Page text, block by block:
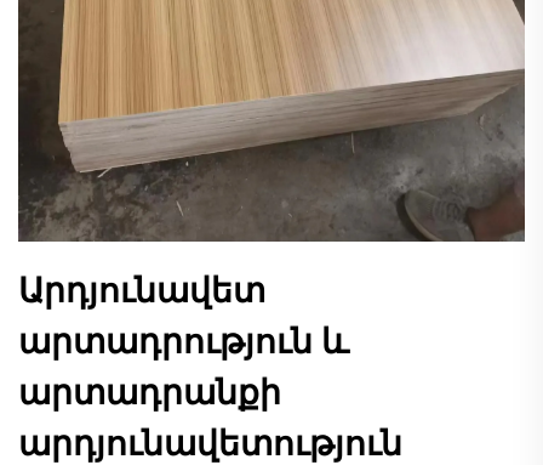
Արդյունավետ
արտադրություն և
արտադրանքի
արդյունավետություն